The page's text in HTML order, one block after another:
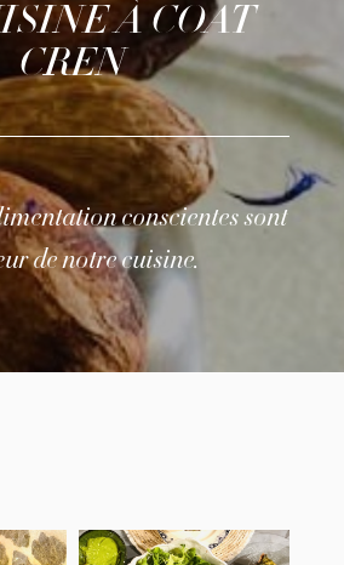
À COAT
CREN
conscientes sont
de notre cuisine.